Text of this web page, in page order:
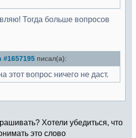
Тогда больше вопросов
писал(а):
этот вопрос ничего не даст.
Хотели убедиться, что
это слово